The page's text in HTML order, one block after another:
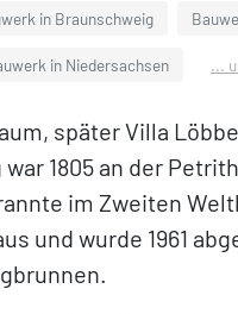
in Braunschweig
in Niedersachsen ...
später Villa
1805 an der
im Zweiten
und wurde 1961